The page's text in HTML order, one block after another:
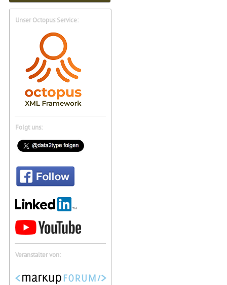
Unser Octopus Service:
Folgt uns:
Veranstalter von: